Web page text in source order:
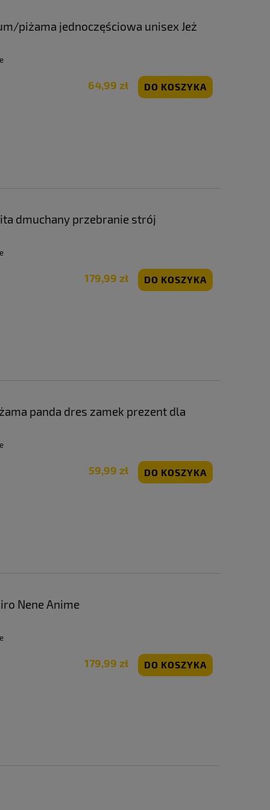
piżama jednoczęściowa unisex Jeż
64,99 zł DO KOSZYKA
dmuchany przebranie strój
179,99 zł DO KOSZYKA
panda dres zamek prezent dla
59,99 zł DO KOSZYKA
Nene Anime
179,99 zł DO KOSZYKA